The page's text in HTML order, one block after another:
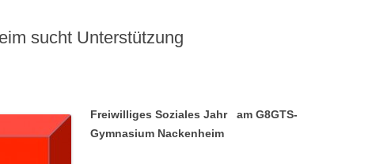
sucht Unterstützung
Freiwilliges Soziales Jahr am G8GTS-
Gymnasium Nackenheim